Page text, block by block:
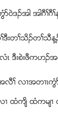
ဥအါ အါဂီႈဂီႈန
ဒီးတႈသိဥတႈသီ
ဒီးစဲးဖီကဟဥ
လီႈ လ႕အတ႕ၚ
ထံက်ိ ထံကမ်႕ လ႕